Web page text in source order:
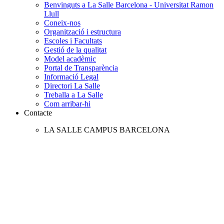
Benvinguts a La Salle Barcelona - Universitat Ramon
Llull
Coneix-nos
Organització i estructura
Escoles i Facultats
Gestió de la qualitat
Model acadèmic
Portal de Transparència
Informació Legal
Directori La Salle
Treballa a La Salle
Com arribar-hi
Contacte
LA SALLE CAMPUS BARCELONA